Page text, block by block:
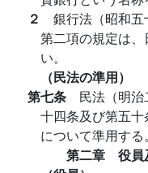
２ 銀行法（昭和
第二項の規定は
い。
（民法の準用）
第七条 民法（明
十四条及び第五
について準用する。
第二章 役員